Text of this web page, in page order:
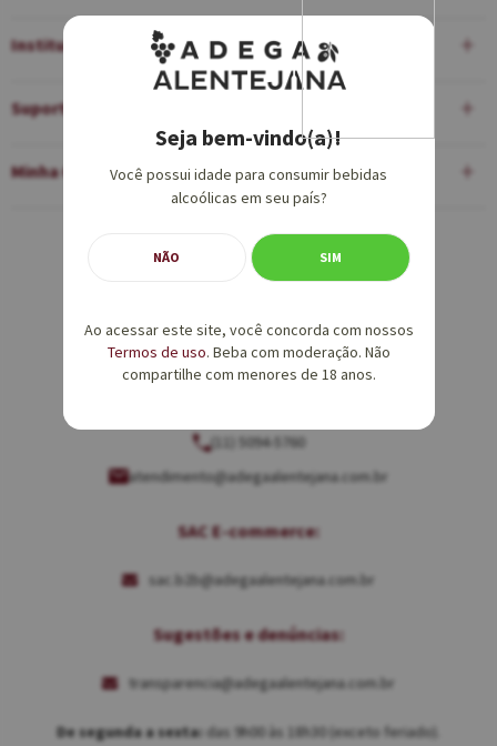
Institucional
Suporte
Minha Conta
Equipe de Vendas:
vendas@adegaalentejana.com.br
(11) 5094-5760
atendimento@adegaalentejana.com.br
SAC E-commerce:
sac.b2b@adegaalentejana.com.br
Sugestões e denúncias:
transparencia@adegaalentejana.com.br
De segunda a sexta: das 9h00 às 18h30 (exceto feriado).
Seja bem-vindo(a)!
Você possui idade para consumir bebidas
alcoólicas em seu país?
NÃO SIM
Ao acessar este site, você concorda com nossos
Termos de uso. Beba com moderação. Não
compartilhe com menores de 18 anos.